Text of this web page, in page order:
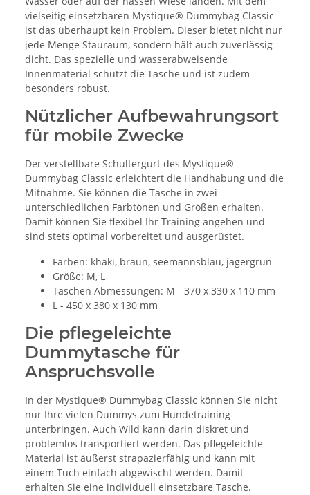
vielseitig einsetzbaren Mystique® Dummybag Classic
ist das überhaupt kein Problem. Dieser bietet nicht nur
jede Menge Stauraum, sondern hält auch zuverlässig
dicht. Das spezielle und wasserabweisende
Innenmaterial schützt die Tasche und ist zudem
besonders robust.
Nützlicher Aufbewahrungsort
für mobile Zwecke
Der verstellbare Schultergurt des Mystique®
Dummybag Classic erleichtert die Handhabung und die
Mitnahme. Sie können die Tasche in zwei
unterschiedlichen Farbtönen und Größen erhalten.
Damit können Sie flexibel Ihr Training angehen und
sind stets optimal vorbereitet und ausgerüstet.
Farben: khaki, braun, seemannsblau, jägergrün
Größe: M, L
Taschen Abmessungen: M - 370 x 330 x 110 mm
L - 450 x 380 x 130 mm
Die pflegeleichte
Dummytasche für
Anspruchsvolle
In der Mystique® Dummybag Classic können Sie nicht
nur Ihre vielen Dummys zum Hundetraining
unterbringen. Auch Wild kann darin diskret und
problemlos transportiert werden. Das pflegeleichte
Material ist äußerst strapazierfähig und kann mit
einem Tuch einfach abgewischt werden. Damit
erhalten Sie eine individuell einsetzbare Tasche.